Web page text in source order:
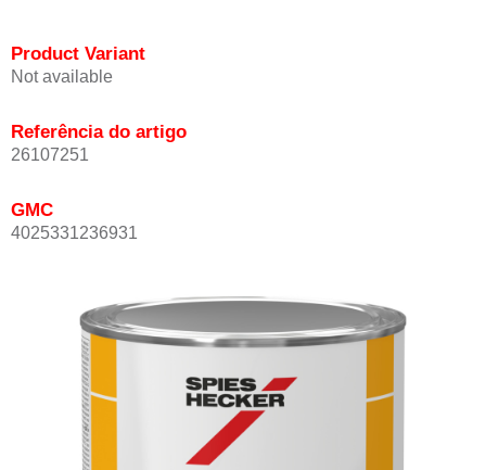
Product Variant
Not available
Referência do artigo
26107251
GMC
4025331236931